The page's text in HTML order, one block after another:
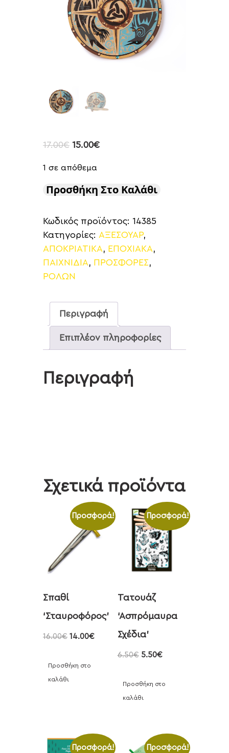
17.00€ 15.00€
1 σε απόθεμα
Προσθήκη Στο Καλάθι
Κωδικός προϊόντος: 14385
Κατηγορίες: ΑΞΕΣΟΥΑΡ,
ΑΠΟΚΡΙΑΤΙΚΑ
ΕΠΟΧΙΑΚΑ
ΠΑΙΧΝΙΔΙΑ
ΠΡΟΣΦΟΡΕΣ
ΡΟΛΩΝ
Περιγραφή
Επιπλέον πληροφορίες
Περιγραφή
Σχετικά προϊόντα
Προσφορά!
Σπαθί
‘Σταυροφόρος’
16.00€ 14.00€
Προσθήκη στο
καλάθι
Προσφορά!
Τατουάζ
‘Ασπρόμαυρα
Σχέδια’
6.50€ 5.50€
Προσθήκη στο
καλάθι
Προσφορά! Προσφορά!